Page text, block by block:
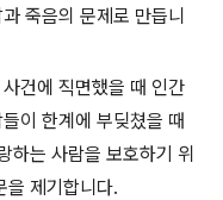
죽음의 문제로 만듭니
건에 직면했을 때 인간
이 한계에 부딪쳤을 때
하는 사람을 보호하기 위
을 제기합니다.